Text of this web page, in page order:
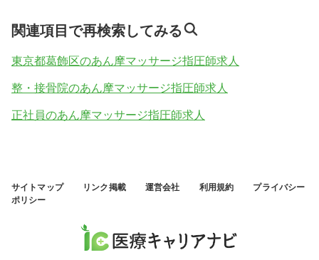
関連項目で再検索してみる
東京都葛飾区のあん摩マッサージ指圧師求人
整・接骨院のあん摩マッサージ指圧師求人
正社員のあん摩マッサージ指圧師求人
サイトマップ リンク掲載 運営会社 利用規約
プライバシー
ポリシー